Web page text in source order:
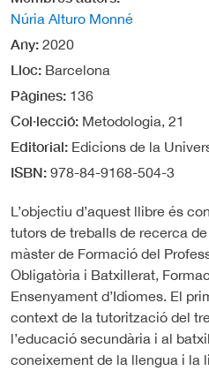
Núria Alturo Monné
Any 2020
Lloc Barcelona
Pàgines 136
Col·lecció Metodologia, 21
Editorial Edicions de la
ISBN 978-84-9168-504-3
L’objectiu d’aquest llibre és
tutors de treballs de recerca
màster de Formació del
Obligatòria i Batxillerat,
Ensenyament d’Idiomes. El
context de la tutorització del
l’educació secundària i al
coneixement de la llengua i la